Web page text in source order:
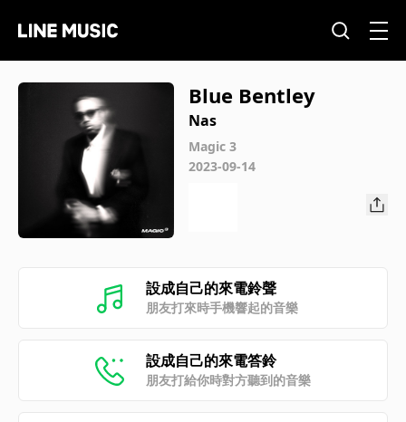
Blue Bentley
Nas
Magic 3
2023-09-14
設成自己的來電鈴聲
朋友打來時手機響起的音樂
設成自己的來電答鈴
朋友打給你時對方聽到的音樂